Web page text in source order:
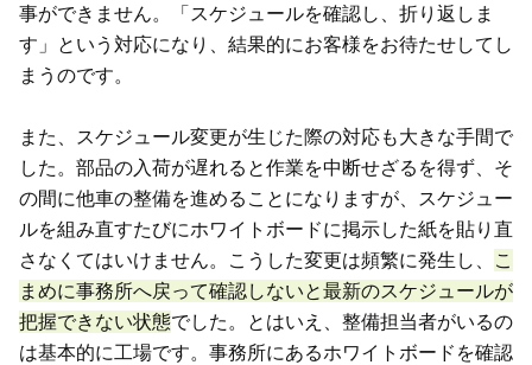
事ができません。「スケジュールを確認し、折り返しま
す」という対応になり、結果的にお客様をお待たせしてし
まうのです。
また、スケジュール変更が生じた際の対応も大きな手間で
した。部品の入荷が遅れると作業を中断せざるを得ず、そ
の間に他車の整備を進めることになりますが、スケジュー
ルを組み直すたびにホワイトボードに掲示した紙を貼り直
さなくてはいけません。こうした変更は頻繁に発生し、
こ
まめに事務所へ戻って確認しないと最新のスケジュールが
把握できない状態でした。とはいえ、整備担当者がいるの
は基本的に工場です。事務所にあるホワイトボードを確認